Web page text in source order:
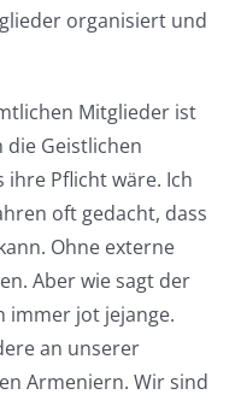
organisiert und
Mitglieder ist
Geistlichen
ihre Pflicht wäre. Ich
oft gedacht, dass
Ohne externe
Aber wie sagt der
immer jot jejange.
an unserer
Armeniern. Wir sind